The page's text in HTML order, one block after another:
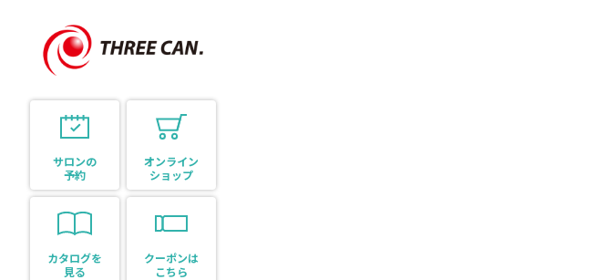
サロンの
予約
オンライン
ショップ
カタログを
見る
クーポンは
こちら